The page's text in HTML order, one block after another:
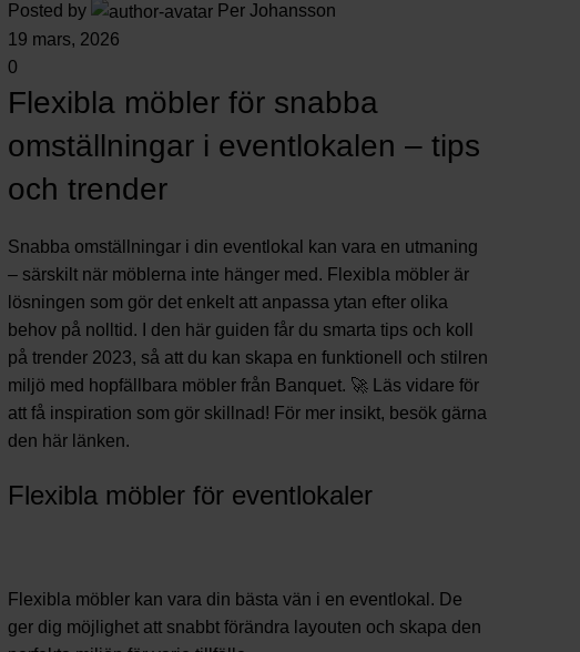
Posted by
Per Johansson
19 mars, 2026
0
Flexibla möbler för snabba
omställningar i eventlokalen – tips
och trender
Snabba omställningar i din eventlokal kan vara en utmaning
– särskilt när möblerna inte hänger med. Flexibla möbler är
lösningen som gör det enkelt att anpassa ytan efter olika
behov på nolltid. I den här guiden får du smarta tips och koll
på trender 2023, så att du kan skapa en funktionell och stilren
miljö med hopfällbara möbler från Banquet. 🚀 Läs vidare för
att få inspiration som gör skillnad! För mer insikt, besök gärna
den här länken.
Flexibla möbler för eventlokaler
Flexibla möbler kan vara din bästa vän i en eventlokal. De
ger dig möjlighet att snabbt förändra layouten och skapa den